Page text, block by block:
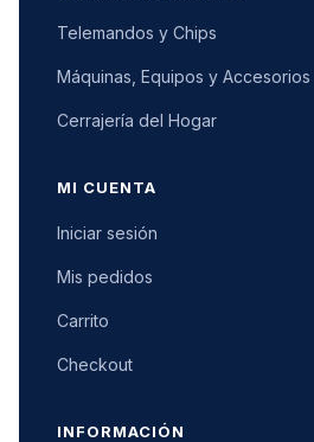
Telemandos y Chips
Máquinas, Equipos y Accesorios
Cerrajería del Hogar
MI CUENTA
Iniciar sesión
Mis pedidos
Carrito
Checkout
INFORMACIÓN